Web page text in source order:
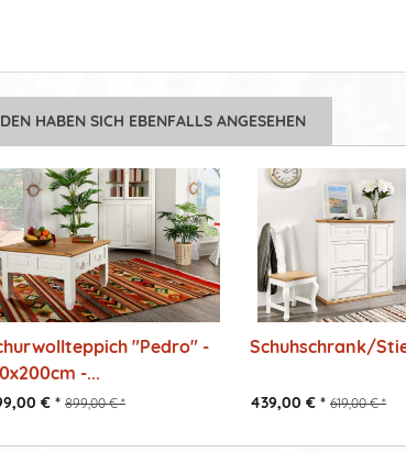
HABEN SICH EBENFALLS ANGESEHEN
"Pedro" -
-...
€ * 899,00 € *
Schuhschrank/
439,00 € * 619,00 € *